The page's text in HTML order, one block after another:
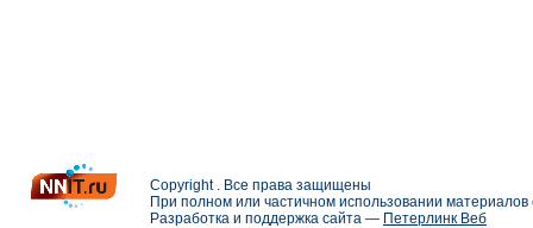
Copyright . Все права защищены
При полном или частичном использовании
Разработка и поддержка сайта — Петерлинк Веб